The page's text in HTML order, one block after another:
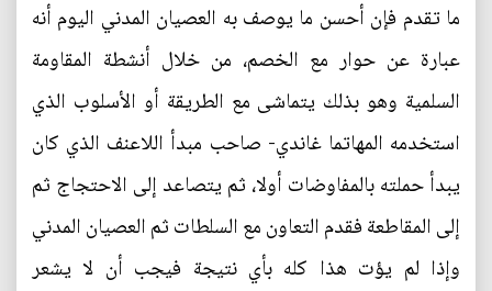
ما تقدم فإن أحسن ما يوصف به العصيان المدني اليوم أنه
عبارة عن حوار مع الخصم، من خلال أنشطة المقاومة
السلمية وهو بذلك يتماشى مع الطريقة أو الأسلوب الذي
استخدمه المهاتما غاندي- صاحب مبدأ اللاعنف الذي كان
يبدأ حملته بالمفاوضات أولا، ثم يتصاعد إلى الاحتجاج ثم
إلى المقاطعة فقدم التعاون مع السلطات ثم العصيان المدني
وإذا لم يؤت هذا كله بأي نتيجة فيجب أن لا يشعر